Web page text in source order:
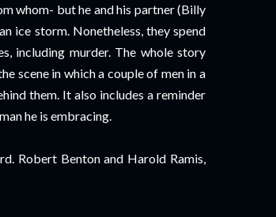
whom- but he and his partner (Billy
ice storm. Nonetheless, they spend
including murder. The whole story
scene in which a couple of men in a
them. It also includes a reminder
he is embracing.
Robert Benton and Harold Ramis,